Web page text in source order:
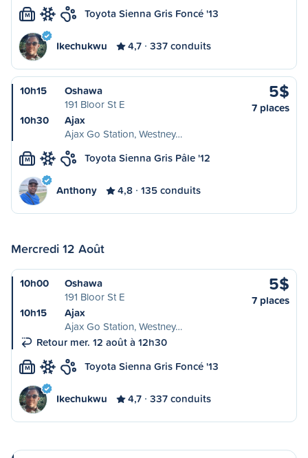
M Toyota Sienna Gris Foncé '13
Ikechukwu 4,7 337 conduits
10h15
Oshawa
191 Bloor St E
10h30
Ajax
Ajax Go Station, Westney…
5$
7 places
M Toyota Sienna Gris Pâle '12
Anthony 4,8 135 conduits
Mercredi 12 Août
10h00
Oshawa
191 Bloor St E
10h15
Ajax
Ajax Go Station, Westney…
Retour mer. 12 août à 12h30
5$
7 places
M Toyota Sienna Gris Foncé '13
Ikechukwu 4,7 337 conduits